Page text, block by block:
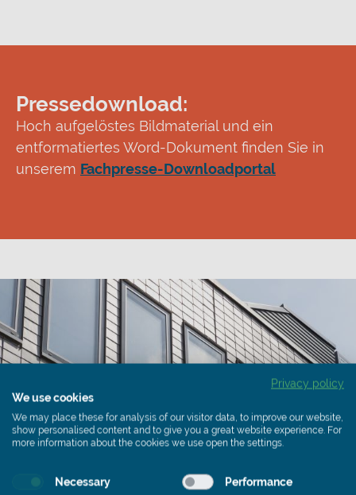
Pressedownload:
Hoch aufgelöstes Bildmaterial und ein
entformatiertes Word-Dokument finden Sie in
unserem Fachpresse-Downloadportal
Privacy policy
We use cookies
We may place these for analysis of our visitor data, to improve our website,
show personalised content and to give you a great website experience. For
more information about the cookies we use open the settings.
Necessary Performance